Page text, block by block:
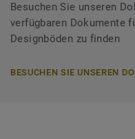
Besuchen Sie unseren
verfügbaren Dokumente
Designböden zu finden
BESUCHEN SIE UNSEREN